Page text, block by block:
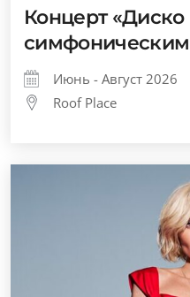
Концерт
Июнь - Август 2026
Roof Place